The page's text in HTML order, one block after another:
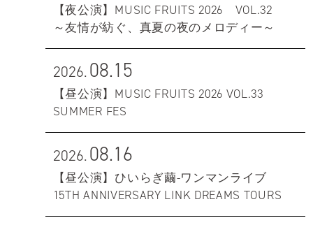
【夜公演】MUSIC FRUITS 2026 VOL.32
～友情が紡ぐ、真夏の夜のメロディー～
2026.08.15
【昼公演】MUSIC FRUITS 2026 VOL.33
SUMMER FES
2026.08.16
【昼公演】ひいらぎ繭-ワンマンライブ
15TH ANNIVERSARY LINK DREAMS TOURS